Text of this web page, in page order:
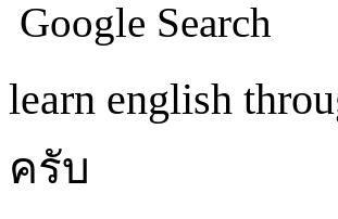
learn english
ครับ